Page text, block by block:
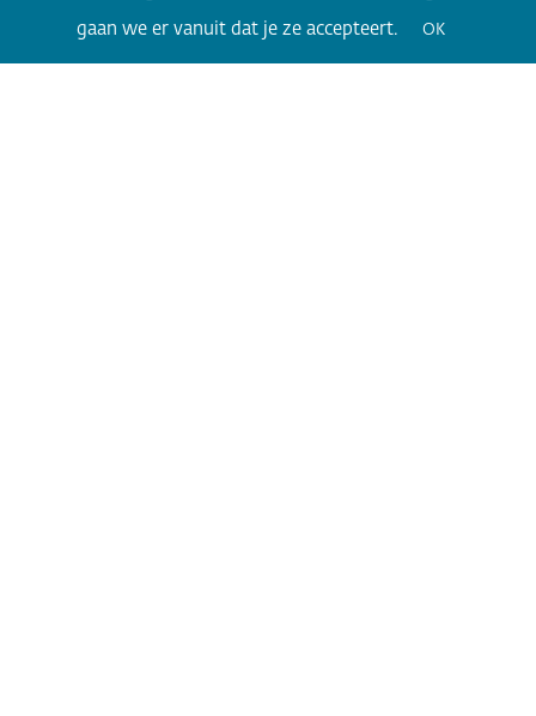
gaan we er vanuit dat je ze accepteert. OK